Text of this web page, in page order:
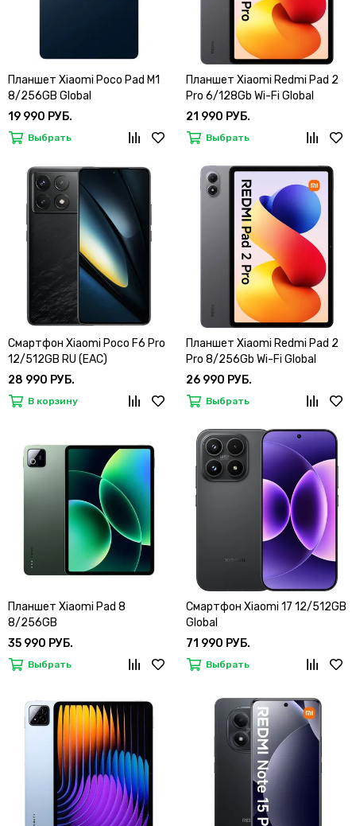
Планшет Xiaomi Poco Pad M1
8/256GB Global
19 990 РУБ.
Выбрать
Планшет Xiaomi Redmi Pad 2
Pro 6/128Gb Wi-Fi Global
21 990 РУБ.
Выбрать
Смартфон Xiaomi Poco F6 Pro
12/512GB RU (EAC)
28 990 РУБ.
В корзину
Планшет Xiaomi Redmi Pad 2
Pro 8/256Gb Wi-Fi Global
26 990 РУБ.
Выбрать
Планшет Xiaomi Pad 8
8/256GB
35 990 РУБ.
Выбрать
Смартфон Xiaomi 17 12/512GB
Global
71 990 РУБ.
Выбрать